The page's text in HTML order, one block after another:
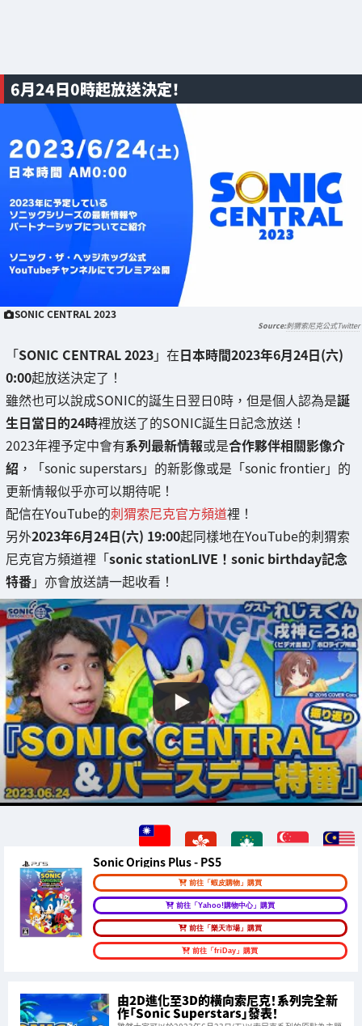
6月24日0時起放送決定！
SONIC CENTRAL 2023
刺猬索尼克公式Twitter
「SONIC CENTRAL 2023」在日本時間2023年6月24日(六)
0:00起放送決定了！
雖然也可以說成SONIC的誕生日翌日0時，但是個人認為是誕
生日當日的24時裡放送了的SONIC誕生日記念放送！
2023年裡予定中會有系列最新情報或是合作夥伴相關影像介
紹 ，「sonic superstars」的新影像或是「sonic frontier」的
更新情報似乎亦可以期待呢！
配信在YouTube的刺猬索尼克官方頻道裡！
另外2023年6月24日(六) 19:00起同樣地在YouTube的刺猬索
尼克官方頻道裡「sonic stationLIVE！sonic birthday記念
特番」亦會放送請一起收看！
Sonic Origins Plus - PS5
前往「蝦皮購物」購買
前往「Yahoo!購物中心」購買
前往「樂天市場」購買
前往「friDay」購買
由2D進化至3D的橫向索尼克！系列完全新
作「Sonic Superstars」發表！